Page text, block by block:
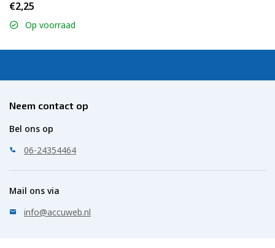
€2,25
Op voorraad
Neem contact op
Bel ons op
06-24354464
Mail ons via
info@accuweb.nl